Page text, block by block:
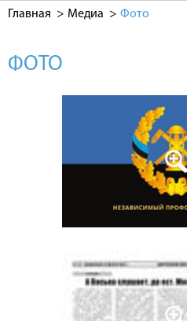
Главная Медиа Фото
ФОТО